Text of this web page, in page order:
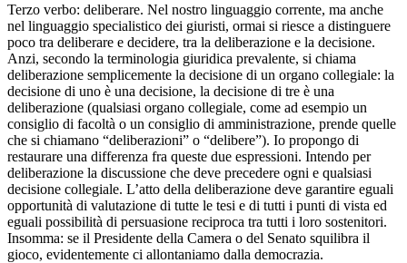
Terzo verbo: deliberare. Nel nostro linguaggio corrente, ma anche
nel linguaggio specialistico dei giuristi, ormai si riesce a distinguere
poco tra deliberare e decidere, tra la deliberazione e la decisione.
Anzi, secondo la terminologia giuridica prevalente, si chiama
deliberazione semplicemente la decisione di un organo collegiale: la
decisione di uno è una decisione, la decisione di tre è una
deliberazione (qualsiasi organo collegiale, come ad esempio un
consiglio di facoltà o un consiglio di amministrazione, prende quelle
che si chiamano “deliberazioni” o “delibere”). Io propongo di
restaurare una differenza fra queste due espressioni. Intendo per
deliberazione la discussione che deve precedere ogni e qualsiasi
decisione collegiale. L’atto della deliberazione deve garantire eguali
opportunità di valutazione di tutte le tesi e di tutti i punti di vista ed
eguali possibilità di persuasione reciproca tra tutti i loro sostenitori.
Insomma: se il Presidente della Camera o del Senato squilibra il
gioco, evidentemente ci allontaniamo dalla democrazia.